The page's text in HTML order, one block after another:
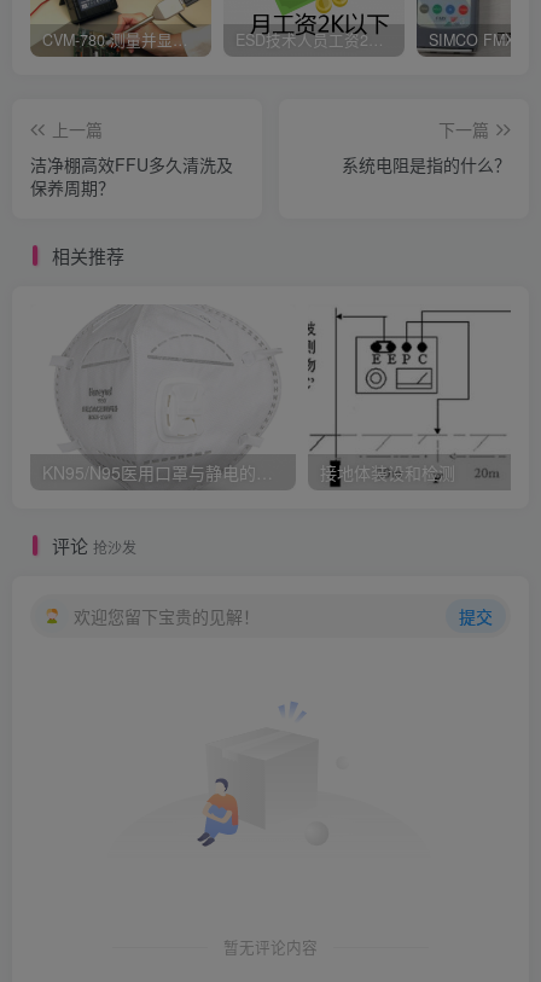
CVM-780 测量并显示实时静电压数据、操作说明 ESD技术人员工资2K以下，你相信吗？
上一篇
洁净棚高效FFU多久清洗及
保养周期？
下一篇
系统电阻是指的什么？
相关推荐
KN95/N95医用口罩与静电的秘密关系 接地体装设和检测
评论 抢沙发
欢迎您留下宝贵的见解！ 提交
暂无评论内容